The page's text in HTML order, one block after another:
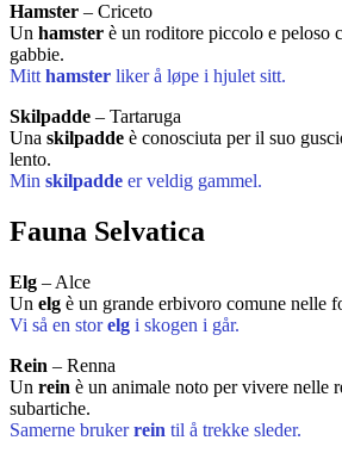
Hamster – Criceto
Un hamster è un roditore piccolo e peloso
gabbie.
Mitthamster liker å løpe i hjulet sitt.
Skilpadde – Tartaruga
Una skilpadde è conosciuta per il suo
lento.
Min skilpadde er veldig gammel.
Fauna Selvatica
Elg – Alce
Un elg è un grande erbivoro comune nelle
Vi så en storelg i skogen i går.
Rein – Renna
Un rein è un animale noto per vivere nelle
subartiche.
Samerne brukerrein til å trekke sleder.